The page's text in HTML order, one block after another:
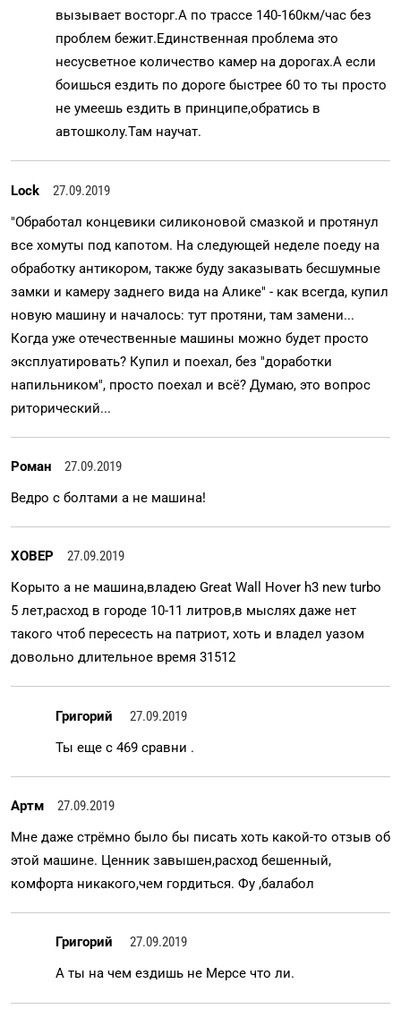
вызывает восторг.А по трассе 140-160км/час без
проблем бежит.Единственная проблема это
несусветное количество камер на дорогах.А если
боишься ездить по дороге быстрее 60 то ты просто
не умеешь ездить в принципе,обратись в
автошколу.Там научат.
Lock
27.09.2019
"Обработал концевики силиконовой смазкой и протянул
все хомуты под капотом. На следующей неделе поеду на
обработку антикором, также буду заказывать бесшумные
замки и камеру заднего вида на Алике" - как всегда, купил
новую машину и началось: тут протяни, там замени...
Когда уже отечественные машины можно будет просто
эксплуатировать? Купил и поехал, без "доработки
напильником", просто поехал и всё? Думаю, это вопрос
риторический...
Роман
27.09.2019
Ведро с болтами а не машина!
XOBEP
27.09.2019
Корыто а не машина,владею Great Wall Hover h3 new turbo
5 лет,расход в городе 10-11 литров,в мыслях даже нет
такого чтоб пересесть на патриот, хоть и владел уазом
довольно длительное время 31512
Григорий
27.09.2019
Ты еще с 469 сравни .
Артм
27.09.2019
Мне даже стрёмно было бы писать хоть какой-то отзыв об
этой машине. Ценник завышен,расход бешенный,
комфорта никакого,чем гордиться. Фу ,балабол
Григорий
27.09.2019
А ты на чем ездишь не Мерсе что ли.